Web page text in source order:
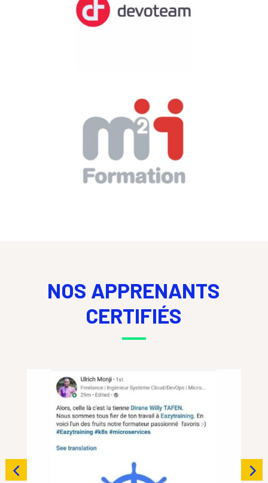
NOS APPRENANTS
CERTIFIÉS